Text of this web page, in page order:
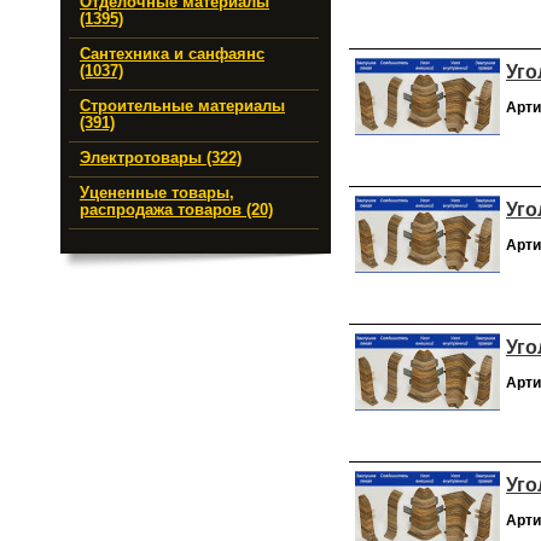
(1395)
Сантехника и санфаянс
(1037)
Строительные материалы
(391)
Электротовары (322)
Уцененные товары,
распродажа товаров (20)